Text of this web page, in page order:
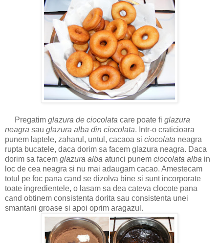
Pregatim glazura de ciocolata care poate fi glazura
neagra sau glazura alba din ciocolata. Intr-o craticioara
punem laptele, zaharul, untul, cacaoa si ciocolata neagra
rupta bucatele, daca dorim sa facem glazura neagra. Daca
dorim sa facem glazura alba atunci punem ciocolata alba in
loc de cea neagra si nu mai adaugam cacao. Amestecam
totul pe foc pana cand se dizolva bine si sunt incorporate
toate ingredientele, o lasam sa dea cateva clocote pana
cand obtinem consistenta dorita sau consistenta unei
smantani groase si apoi oprim aragazul.